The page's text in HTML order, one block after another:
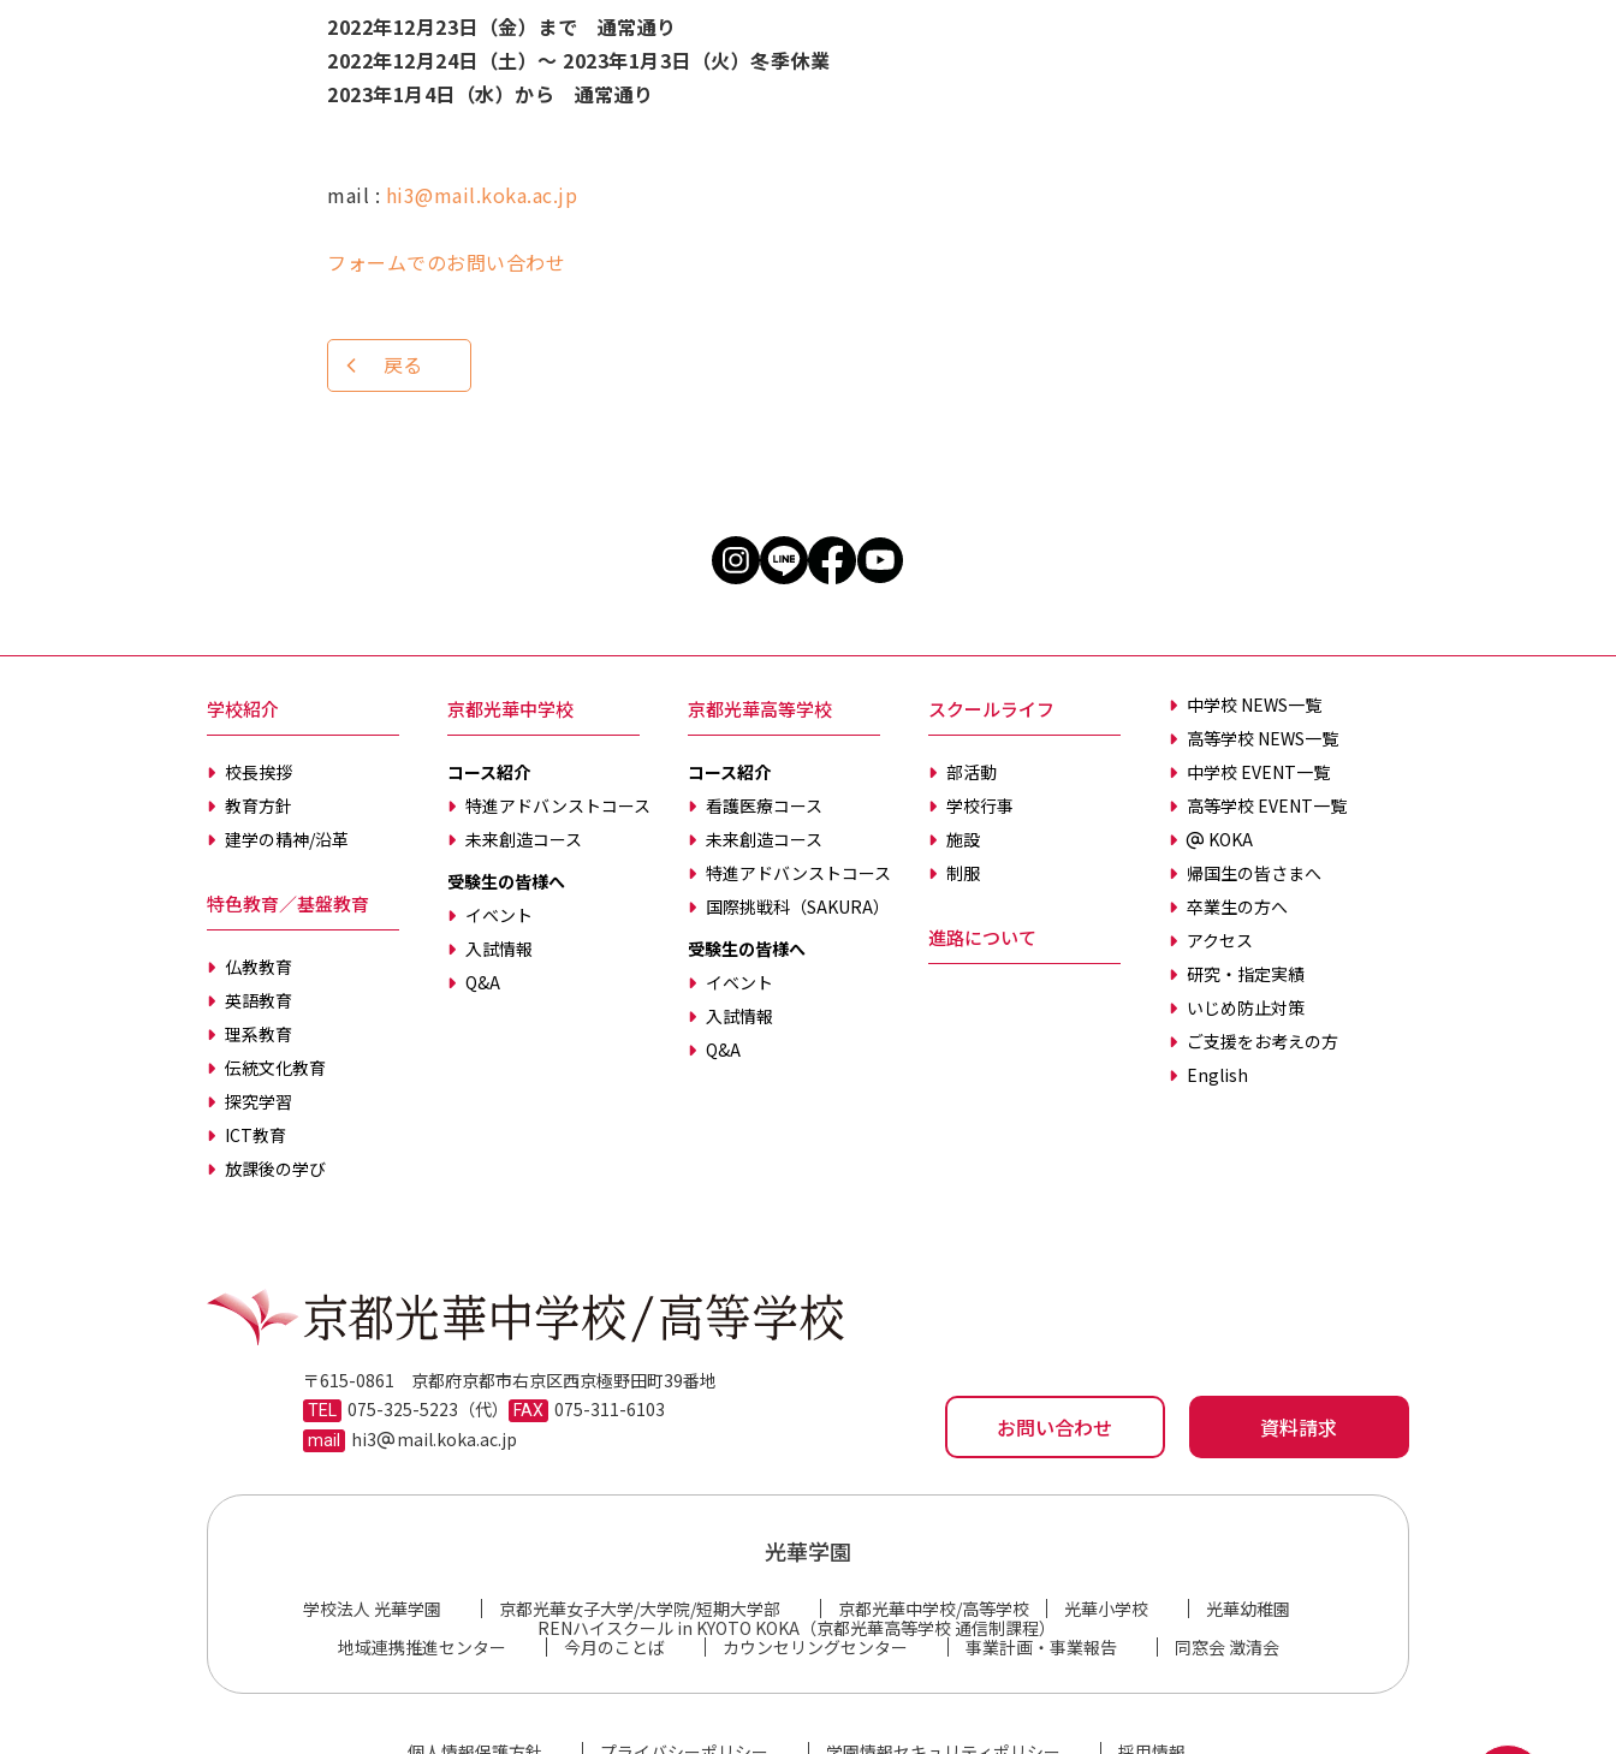
2022年12月23日（金）まで 通常通り
2022年12月24日（土）～ 2023年1月3日（火）冬季休業
2023年1月4日（水）から 通常通り
mail : hi3@mail.koka.ac.jp
フォームでのお問い合わせ
戻る
学校紹介
校長挨拶
教育方針
建学の精神/沿革
特色教育／基盤教育
仏教教育
英語教育
理系教育
伝統文化教育
探究学習
ICT教育
放課後の学び
京都光華中学校
コース紹介
特進アドバンストコース
未来創造コース
受験生の皆様へ
イベント
入試情報
Q&A
京都光華高等学校
コース紹介
看護医療コース
未来創造コース
特進アドバンストコース
国際挑戦科（SAKURA）
受験生の皆様へ
イベント
入試情報
Q&A
スクールライフ
部活動
学校行事
施設
制服
進路について
中学校 NEWS一覧
高等学校 NEWS一覧
中学校 EVENT一覧
高等学校 EVENT一覧
KOKA
帰国生の皆さまへ
卒業生の方へ
アクセス
研究・指定実績
いじめ防止対策
ご支援をお考えの方
English
〒615-0861 京都府京都市右京区西京極野田町39番地
075-325-5223
075-311-6103
hi3
mail.koka.ac.jp お問い合わせ 資料請求
光華学園
学校法人 光華学園 京都光華女子大学/大学院/短期大学部 京都光華中学校/高等学校 光華小学校
光華幼稚園
RENハイスクール in KYOTO KOKA（京都光華高等学校 通信制課程）
地域連携推進センター
今月のことば カウンセリングセンター 事業計画・事業報告 同窓会 澂清会